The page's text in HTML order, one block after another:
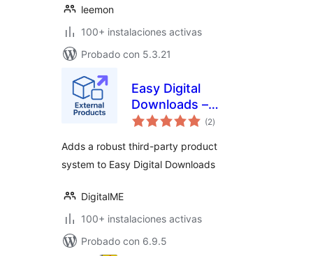
leemon
100+ instalaciones activas
Probado con 5.3.21
Easy Digital
Downloads –
External Products
(2valoraciones
en
)
Adds a robust third-party product
system to Easy Digital Downloads
DigitalME
100+ instalaciones activas
Probado con 6.9.5